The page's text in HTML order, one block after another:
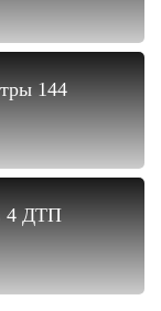
144
4 ДТП